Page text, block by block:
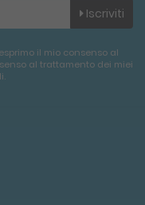
Iscriviti
il mio consenso al
al trattamento dei miei